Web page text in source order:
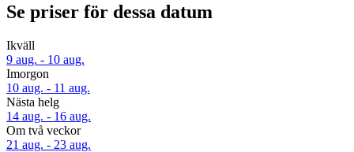
Se priser för dessa datum
Ikväll
9 aug. - 10 aug.
Imorgon
10 aug. - 11 aug.
Nästa helg
14 aug. - 16 aug.
Om två veckor
21 aug. - 23 aug.